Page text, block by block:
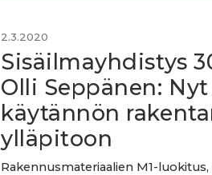
2.3.2020
Sisäilmayhdistys
Olli Seppänen:
käytännön
ylläpitoon
Rakennusmateriaalien M1-